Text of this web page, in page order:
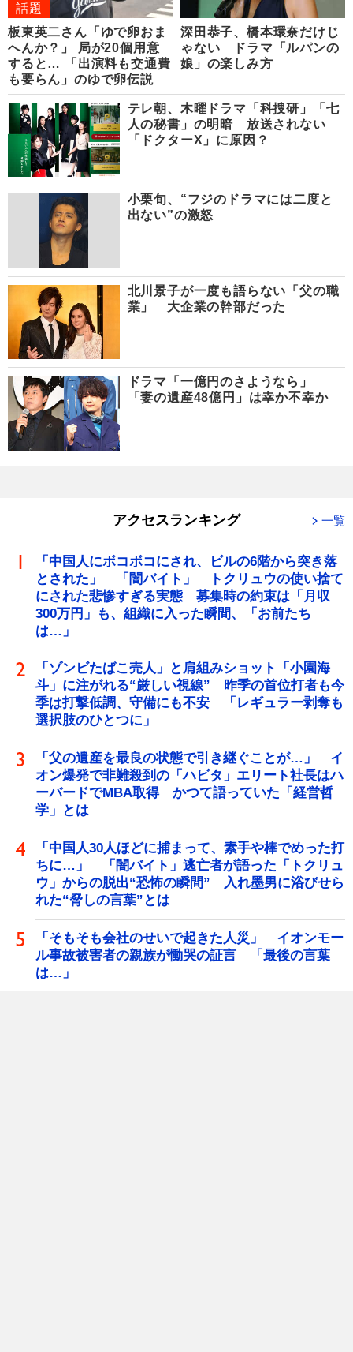
話題
板東英二さん「ゆで卵おま
へんか？」 局が20個用意
すると… 「出演料も交通費
も要らん」のゆで卵伝説
深田恭子、橋本環奈だけじ
ゃない ドラマ「ルパンの
娘」の楽しみ方
テレ朝、木曜ドラマ「科捜研」「七
人の秘書」の明暗 放送されない
「ドクターX」に原因？
小栗旬、“フジのドラマには二度と
出ない”の激怒
北川景子が一度も語らない「父の職
業」 大企業の幹部だった
ドラマ「一億円のさようなら」
「妻の遺産48億円」は幸か不幸か
アクセスランキング 一覧
「中国人にボコボコにされ、ビルの6階から突き落
とされた」 「闇バイト」 トクリュウの使い捨て
にされた悲惨すぎる実態 募集時の約束は「月収
300万円」も、組織に入った瞬間、「お前たち
は…」
「ゾンビたばこ売人」と肩組みショット「小園海
斗」に注がれる“厳しい視線” 昨季の首位打者も今
季は打撃低調、守備にも不安 「レギュラー剥奪も
選択肢のひとつに」
「父の遺産を最良の状態で引き継ぐことが…」 イ
オン爆発で非難殺到の「ハビタ」エリート社長はハ
ーバードでMBA取得 かつて語っていた「経営哲
学」とは
「中国人30人ほどに捕まって、素手や棒でめった打
ちに…」 「闇バイト」逃亡者が語った「トクリュ
ウ」からの脱出“恐怖の瞬間” 入れ墨男に浴びせら
れた“脅しの言葉”とは
「そもそも会社のせいで起きた人災」 イオンモー
ル事故被害者の親族が慟哭の証言 「最後の言葉
は…」